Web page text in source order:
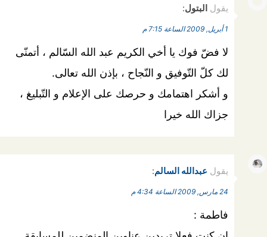
يقول البتول:
1 أبريل, 2009 الساعة 7:15 م
لا فضّ فوك يا أخي الكريم عبد الله السّالم ، أتمنّى
لك كلّ التّوفيق و النّجاح ، بإذن الله تعالى.
و أشكر اهتمامك و حرصك على الإعلام و التّبليغ ،
جزاك الله خيرا
يقول عبدالله السالم:
24 مارس, 2009 الساعة 4:34 م
فاطمة :